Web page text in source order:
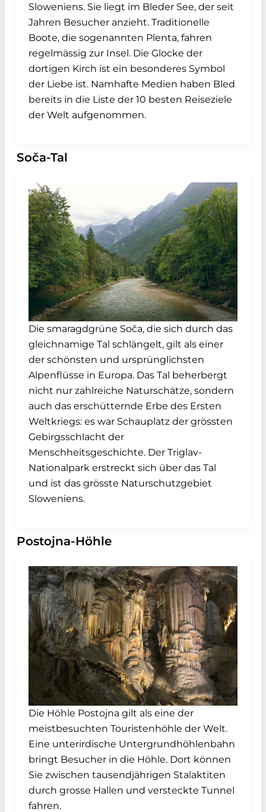
Sloweniens. Sie liegt im Bleder See, der seit
Jahren Besucher anzieht. Traditionelle
Boote, die sogenannten Plenta, fahren
regelmässig zur Insel. Die Glocke der
dortigen Kirch ist ein besonderes Symbol
der Liebe ist. Namhafte Medien haben Bled
bereits in die Liste der 10 besten Reiseziele
der Welt aufgenommen.
Soča-Tal
Die smaragdgrüne Soča, die sich durch das
gleichnamige Tal schlängelt, gilt als einer
der schönsten und ursprünglichsten
Alpenflüsse in Europa. Das Tal beherbergt
nicht nur zahlreiche Naturschätze, sondern
auch das erschütternde Erbe des Ersten
Weltkriegs: es war Schauplatz der grössten
Gebirgsschlacht der
Menschheitsgeschichte. Der Triglav-
Nationalpark erstreckt sich über das Tal
und ist das grösste Naturschutzgebiet
Sloweniens.
Postojna-Höhle
Die Höhle Postojna gilt als eine der
meistbesuchten Touristenhöhle der Welt.
Eine unterirdische Untergrundhöhlenbahn
bringt Besucher in die Höhle. Dort können
Sie zwischen tausendjährigen Stalaktiten
durch grosse Hallen und versteckte Tunnel
fahren.